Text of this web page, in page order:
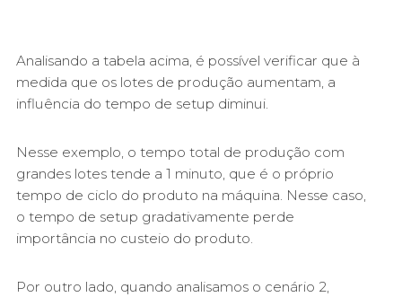
Analisando a tabela acima, é possível verificar que à
medida que os lotes de produção aumentam, a
influência do tempo de setup diminui.
Nesse exemplo, o tempo total de produção com
grandes lotes tende a 1 minuto, que é o próprio
tempo de ciclo do produto na máquina. Nesse caso,
o tempo de setup gradativamente perde
importância no custeio do produto.
Por outro lado, quando analisamos o cenário 2,